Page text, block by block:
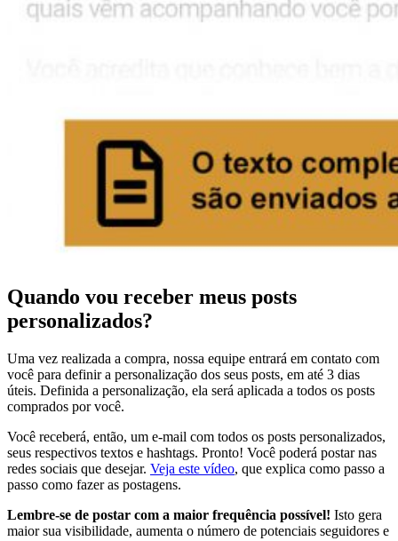
Quando vou receber meus posts
personalizados?
Uma vez realizada a compra, nossa equipe entrará em contato com
você para definir a personalização dos seus posts, em até 3 dias
úteis. Definida a personalização, ela será aplicada a todos os posts
comprados por você.
Você receberá, então, um e-mail com todos os posts personalizados,
seus respectivos textos e hashtags. Pronto! Você poderá postar nas
redes sociais que desejar. Veja este vídeo, que explica como passo a
passo como fazer as postagens.
Lembre-se de postar com a maior frequência possível! Isto gera
maior sua visibilidade, aumenta o número de potenciais seguidores e